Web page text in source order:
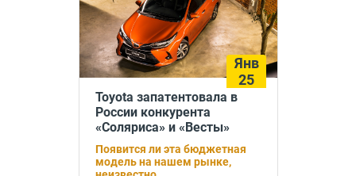
Янв
25
Toyota запатентовала в
России конкурента
«Соляриса» и «Весты»
Появится ли эта бюджетная
модель на нашем рынке,